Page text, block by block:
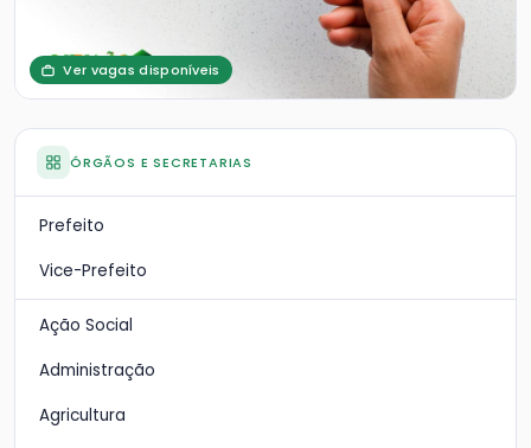
Ver vagas disponíveis
ÓRGÃOS E SECRETARIAS
Prefeito
Vice-Prefeito
Ação Social
Administração
Agricultura